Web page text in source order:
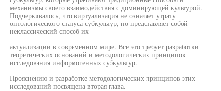
механизмы своего взаимодействия с доминирующей культурой.
Подчеркивалось, что виртуализация не означает утрату
онтологического статуса субкультур, но представляет собой
неклассический способ их
актуализации в современном мире. Все это требует разработки
теоретических оснований и методологических принципов
исследования информогенных субкультур.
Прояснению и разработке методологических принципов этих
исследований посвящена вторая глава.